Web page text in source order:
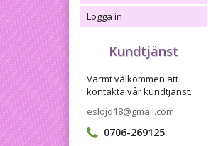
Logga in
Kundtjänst
Varmt välkommen att
kontakta vår kundtjänst.
eslojd18@gmail.com
0706-269125